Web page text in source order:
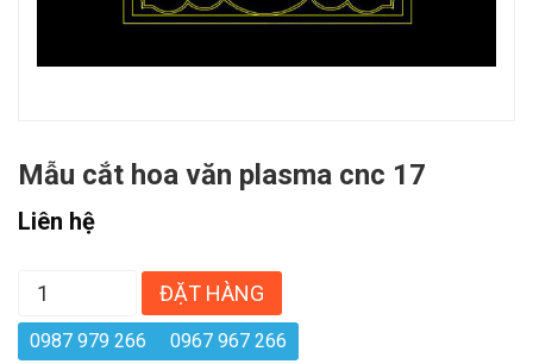
Mẫu cắt hoa văn plasma cnc 17
Liên hệ
ĐẶT HÀNG
0987 979 266 0967 967 266